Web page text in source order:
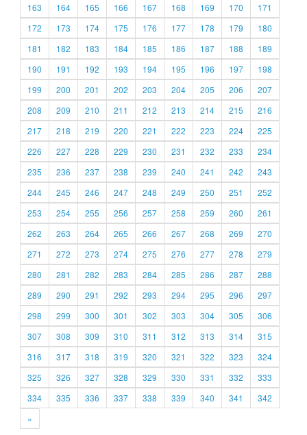
163
164 165 166 167 168 169 170
171
172
173 174 175 176 177 178 179
180
181
182 183 184 185 186 187 188
189
190
191 192 193 194 195 196 197
198
199
200 201 202 203 204 205 206
207
208
209 210 211 212 213 214 215
216
217
218 219 220 221 222 223 224
225
226
227 228 229 230 231 232 233
234
235
236 237 238 239 240 241 242
243
244
245 246 247 248 249 250 251
252
253
254 255 256 257 258 259 260
261
262
263 264 265 266 267 268 269
270
271
272 273 274 275 276 277 278
279
280
281 282 283 284 285 286 287
288
289
290 291 292 293 294 295 296
297
298
299 300 301 302 303 304 305
306
307
308 309 310 311 312 313 314
315
316
317 318 319 320 321 322 323
324
325
326 327 328 329 330 331 332
333
334
335 336 337 338 339 340 341
342
»